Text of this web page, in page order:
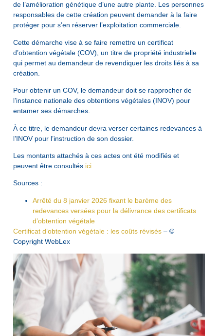
de l’amélioration génétique d’une autre plante. Les personnes
responsables de cette création peuvent demander à la faire
protéger pour s’en réserver l’exploitation commerciale.
Cette démarche vise à se faire remettre un certificat
d’obtention végétale (COV), un titre de propriété industrielle
qui permet au demandeur de revendiquer les droits liés à sa
création.
Pour obtenir un COV, le demandeur doit se rapprocher de
l’instance nationale des obtentions végétales (INOV) pour
entamer ses démarches.
À ce titre, le demandeur devra verser certaines redevances à
l’INOV pour l’instruction de son dossier.
Les montants attachés à ces actes ont été modifiés et
peuvent être consultés ici.
Sources :
Arrêté du 8 janvier 2026 fixant le barème des
redevances versées pour la délivrance des certificats
d’obtention végétale
Certificat d’obtention végétale : les coûts révisés– ©
Copyright WebLex